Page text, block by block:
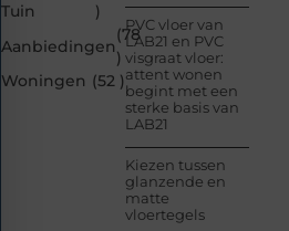
Tuin
)
Aanbiedingen
(78
)
Woningen (52 )
PVC vloer van
LAB21 en PVC
visgraat vloer:
attent wonen
begint met een
sterke basis van
LAB21
Kiezen tussen
glanzende en
matte
vloertegels